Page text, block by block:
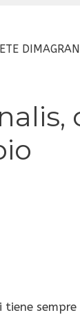
tiene